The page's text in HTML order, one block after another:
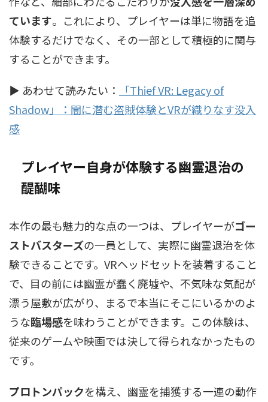
ています。これにより、プレイヤーは単に物語を追
体験するだけでなく、その一部として積極的に関与
することができます。
▶ あわせて読みたい：
「Thief VR: Legacy of
Shadow」：闇に潜む盗賊体験とVRが織りなす没入
感
プレイヤー自身が体験する幽霊退治の
醍醐味
本作の最も魅力的な点の一つは、プレイヤーがゴー
ストバスターズの一員として、実際に幽霊退治を体
験できることです。VRヘッドセットを装着すること
で、目の前には幽霊が蠢く廃墟や、不気味な気配が
漂う屋敷が広がり、まるで本当にそこにいるかのよ
うな臨場感を味わうことができます。この体験は、
従来のゲームや映画では決して得られなかったもの
です。
プロトンパックを構え、幽霊を捕獲する一連の動作